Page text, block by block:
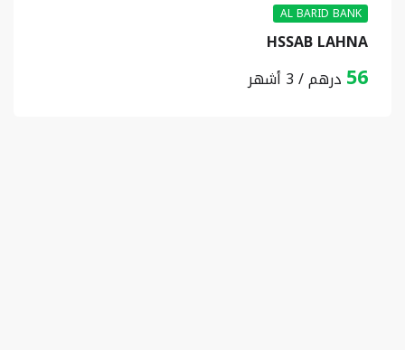
AL BARID BANK
HSSAB LAHNA
56 درهم / 3 أشهر